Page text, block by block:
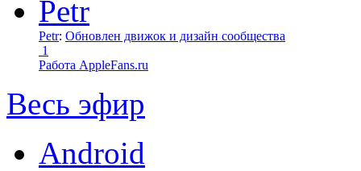
Petr: Обновлен движок и дизайн сообщества
1
Работа AppleFans.ru
Весь эфир
Android